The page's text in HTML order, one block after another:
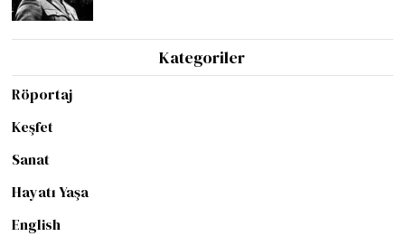
Kategoriler
Röportaj
Keşfet
Sanat
Hayatı Yaşa
English